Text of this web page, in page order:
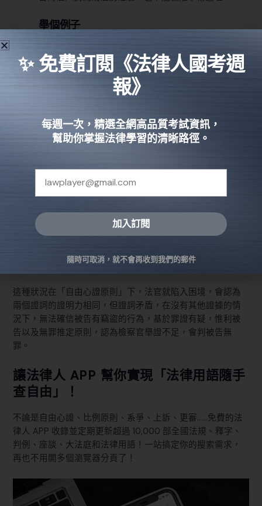
舉個例子
使用工具。
指符合邏輯的法則。
舉個例子
被告已經提出案發當時人在台東，就不可能同時出現
在台南的案發現場。
舉個例子
若在審理一個竊盜案件，若現場除了被告跟被害人外，分別
被害人的錢，女路人說我從頭到尾都沒看到被告偷錢。
這種狀況在「自由心證原則」下，法官就陷入困境，會認為
兩個證詞的證明力相同，但證詞矛盾，在沒有其他證據的情
況下，無法確信被告有竊盜的行為，基於罪證有疑，惟利被
告以及無罪推定原則，認為檢察官舉證不足，會判被告無
罪。
讓法律人 APP 幫你實現「法律用語隨手
查自由」！
不論是自由心證、比例原則、系爭、上訴、更審……免費的法
律人 APP 收錄並定期更新超過 10,000 部全國法規、釋字、
判例、座談、大法庭和法律用語！一站搞定你的搜索需求，
再也不用開多個瀏覽器分頁了！
✨ 免費訂閱《法律人國考週
報》
每週一次，精選全網高品質考試資訊，
幫助你掌握法律學習的清晰路徑。
加入訂閱
隨時可取消，就不會再收到我們的郵件